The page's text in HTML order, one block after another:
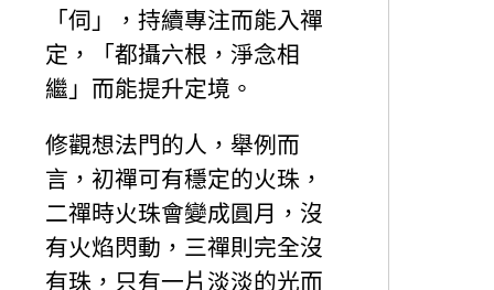
「伺」，持續專注而能入禪
定，「都攝六根，淨念相
繼」而能提升定境。
修觀想法門的人，舉例而
言，初禪可有穩定的火珠，
二禪時火珠會變成圓月，沒
有火焰閃動，三禪則完全沒
有珠，只有一片淡淡的光而